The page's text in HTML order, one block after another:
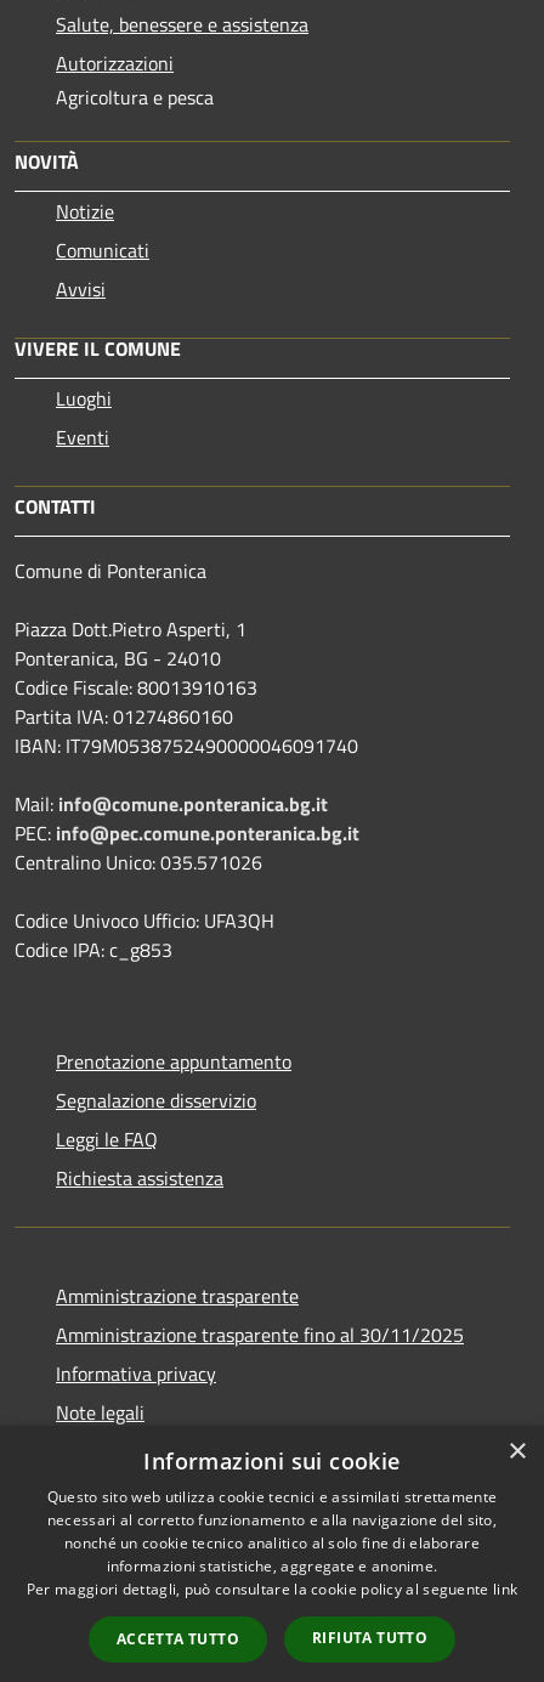
Salute, benessere e assistenza
Autorizzazioni
Agricoltura e pesca
NOVITÀ
Notizie
Comunicati
Avvisi
VIVERE IL COMUNE
Luoghi
Eventi
CONTATTI
Comune di Ponteranica
Piazza Dott.Pietro Asperti, 1
Ponteranica, BG - 24010
Codice Fiscale: 80013910163
Partita IVA: 01274860160
IBAN: IT79M0538752490000046091740
Mail: info@comune.ponteranica.bg.it
PEC: info@pec.comune.ponteranica.bg.it
Centralino Unico: 035.571026
Codice Univoco Ufficio: UFA3QH
Codice IPA: c_g853
Prenotazione appuntamento
Segnalazione disservizio
Leggi le FAQ
Richiesta assistenza
Amministrazione trasparente
Amministrazione trasparente fino al 30/11/2025
Informativa privacy
Note legali
Dichiarazione di accessibilità
Accessibilità
Copyright © 2026 • Comune di
Ponteranica • Powered by
Municipium•
Accesso
redazione
×
Informazioni sui cookie
Questo sito web utilizza cookie tecnici e assimilati strettamente
necessari al corretto funzionamento e alla navigazione del sito,
nonché un cookie tecnico analitico al solo fine di elaborare
informazioni statistiche, aggregate e anonime.
Per maggiori dettagli, può consultare la cookie policy al seguente link
ACCETTA TUTTO RIFIUTA TUTTO